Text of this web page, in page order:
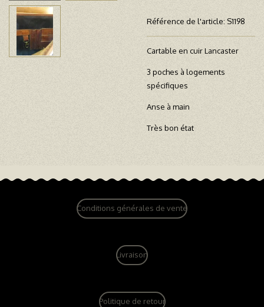
Référence de l'article: S1198
Cartable en cuir Lancaster
3 poches à logements
spécifiques
Anse à main
Très bon état
Conditions générales de vente
Livraison
Politique de retour